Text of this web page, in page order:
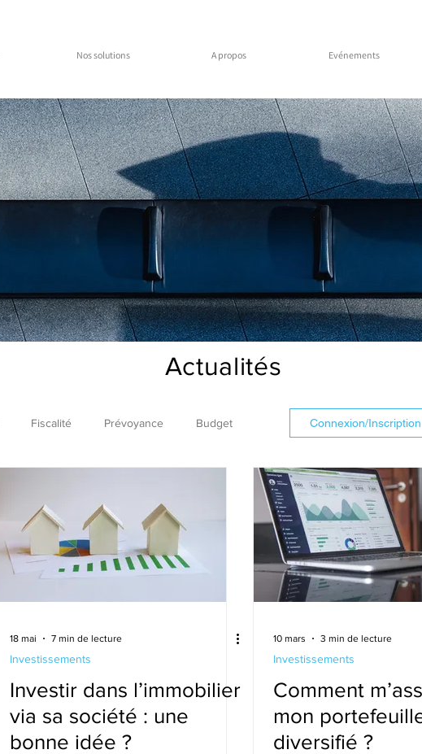
Nos solutions A propos Evénements
Actualités
Fiscalité Prévoyance Budget Connexion/Inscription
18 mai 7 min de lecture
Investissements
Investir dans l’immobilier
via sa société : une
bonne idée ?
10 mars 3 min de lecture
Investissements
Comment
mon
diversifié ?